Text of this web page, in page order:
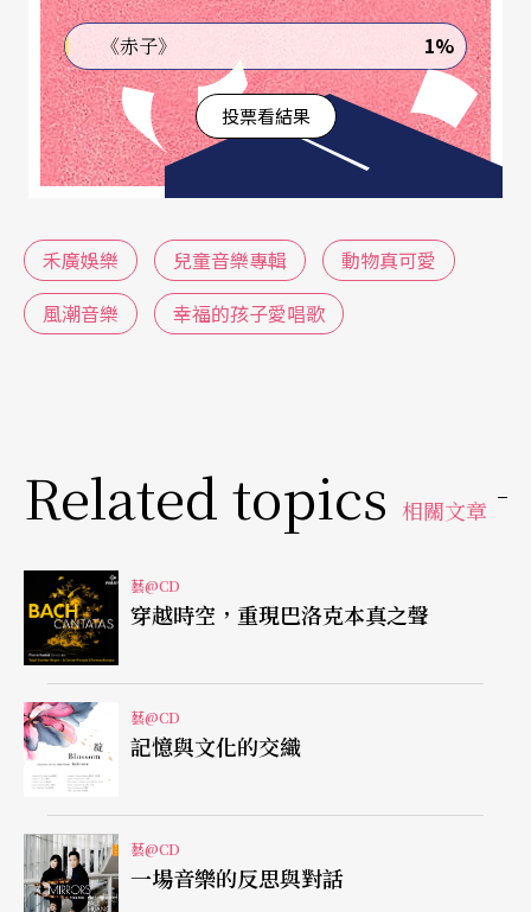
外型與習性為主題，製作出十二首童謠。
簡短押韻的歌詞，好記又好唸，例如〈小花貓〉中
「小花貓，鬍子翹，追著球兒到處跑；小花貓，心
情好，擦擦鬍子舔舔毛。」，寫出貓咪特有的習
叫，大家來賽跑，嘿嘿不上當，你的腿兒有四
條。」帶進與馬兒的對話。
與間奏、簡單鮮明的伴奏，非常適合家長隨著唸謠
的節奏及詞意，一邊唱（唸）一邊做簡單的律動或
手指謠。
《幸福的孩子愛唱歌》 用心編曲體驗唱歌幸福
近年來最亮眼的新創童謠，應該是
雙CD《幸福的孩子愛唱歌》，由音樂製作人謝欣芷
以「幸福」為概念，集結一班好手，創作十首全
新、絕對老少皆宜的歌曲。專輯分為演唱版與劇情
單純美好的故事劇版，並加入卡拉版，讓大家都能
《赤子》 1%
投票看結果
禾廣娛樂 兒童音樂專輯
動物真可愛
風潮音樂
幸福的孩子愛唱歌
Related topics 相關文章
藝@CD
穿越時空，重現巴洛克本真之聲
藝@CD
記憶與文化的交織
藝@CD
一場音樂的反思與對話